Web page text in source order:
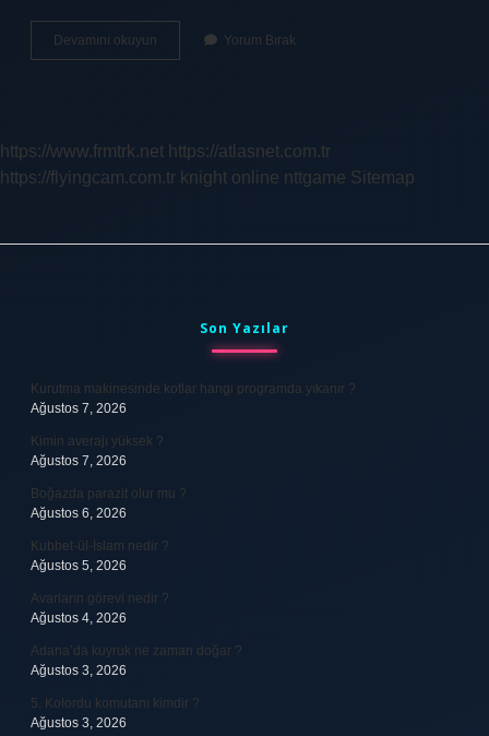
Devamını okuyun
Mankenin
Yorum Bırak
https://www.frmtrk.net https://atlasnet.com.tr
https://flyingcam.com.tr knight online nttgame Sitemap
Son Yazılar
Kurutma makinesinde kotlar hangi programda yıkanır ?
Ağustos 7, 2026
Kimin averajı yüksek ?
Ağustos 7, 2026
Boğazda parazit olur mu ?
Ağustos 6, 2026
Kubbet-ül-İslam nedir ?
Ağustos 5, 2026
Avarların görevi nedir ?
Ağustos 4, 2026
Adana’da kuyruk ne zaman doğar ?
Ağustos 3, 2026
5. Kolordu komutanı kimdir ?
Ağustos 3, 2026